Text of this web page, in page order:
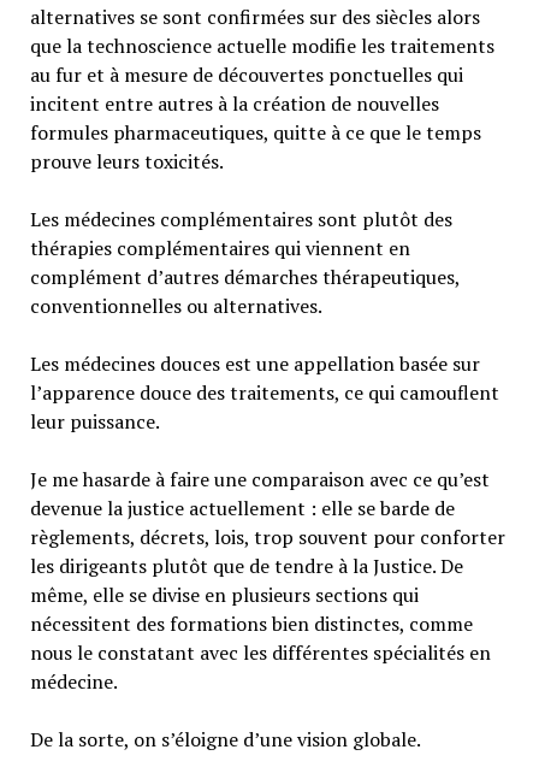
alternatives se sont confirmées sur des siècles alors
que la technoscience actuelle modifie les traitements
au fur et à mesure de découvertes ponctuelles qui
incitent entre autres à la création de nouvelles
formules pharmaceutiques, quitte à ce que le temps
prouve leurs toxicités.
Les médecines complémentaires sont plutôt des
thérapies complémentaires qui viennent en
complément d’autres démarches thérapeutiques,
conventionnelles ou alternatives.
Les médecines douces est une appellation basée sur
l’apparence douce des traitements, ce qui camouflent
leur puissance.
Je me hasarde à faire une comparaison avec ce qu’est
devenue la justice actuellement : elle se barde de
règlements, décrets, lois, trop souvent pour conforter
les dirigeants plutôt que de tendre à la Justice. De
même, elle se divise en plusieurs sections qui
nécessitent des formations bien distinctes, comme
nous le constatant avec les différentes spécialités en
médecine.
De la sorte, on s’éloigne d’une vision globale.